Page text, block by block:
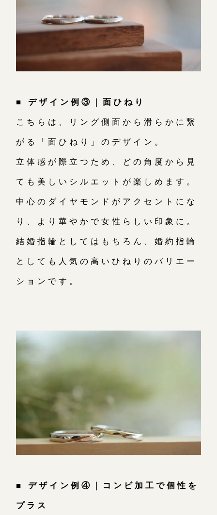
■ デザイン例③｜面ひねり
こちらは、リング側面から滑らかに繋
がる「面ひねり」のデザイン。
立体感が際立つため、どの角度から見
ても美しいシルエットが楽しめます。
中心のダイヤモンドがアクセントにな
り、より華やかで女性らしい印象に。
結婚指輪としてはもちろん、婚約指輪
としても人気の高いひねりのバリエー
ションです。
■ デザイン例④｜コンビ加工で個性を
プラス